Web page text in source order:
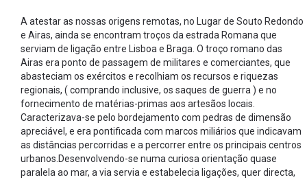
A atestar as nossas origens remotas, no Lugar de Souto Redondo
e Airas, ainda se encontram troços da estrada Romana que
serviam de ligação entre Lisboa e Braga. O troço romano das
Airas era ponto de passagem de militares e comerciantes, que
abasteciam os exércitos e recolhiam os recursos e riquezas
regionais, ( comprando inclusive, os saques de guerra ) e no
fornecimento de matérias-primas aos artesãos locais.
Caracterizava-se pelo bordejamento com pedras de dimensão
apreciável, e era pontificada com marcos miliários que indicavam
as distâncias percorridas e a percorrer entre os principais centros
urbanos.Desenvolvendo-se numa curiosa orientação quase
paralela ao mar, a via servia e estabelecia ligações, quer directa,